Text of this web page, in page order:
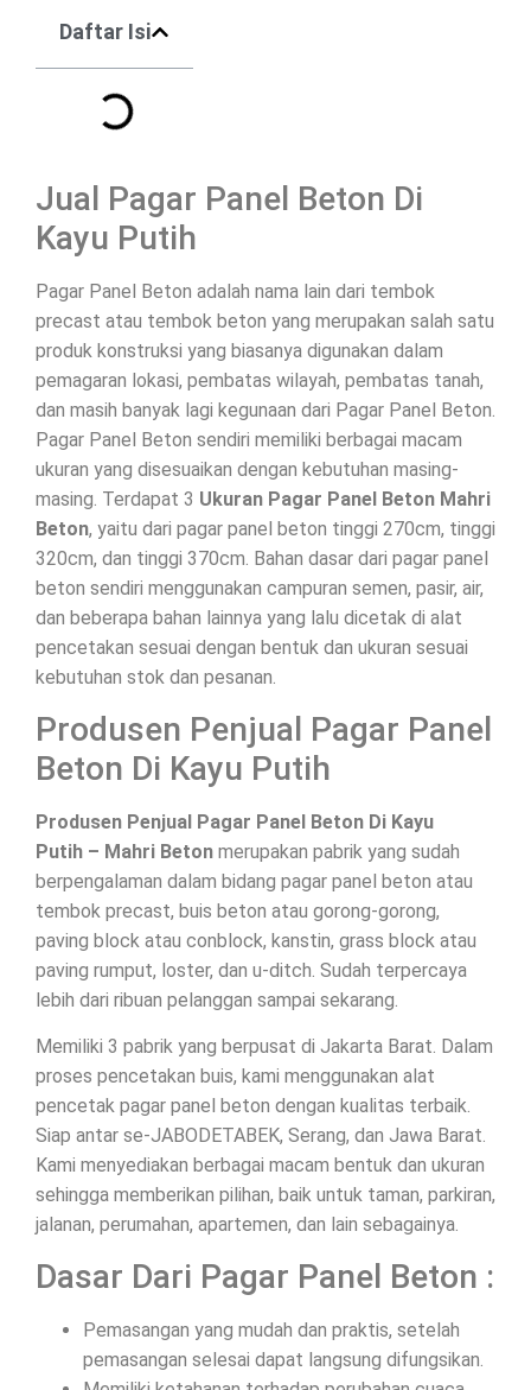
Daftar Isi
Jual Pagar Panel Beton Di
Kayu Putih
Pagar Panel Beton adalah nama lain dari tembok
precast atau tembok beton yang merupakan salah satu
produk konstruksi yang biasanya digunakan dalam
pemagaran lokasi, pembatas wilayah, pembatas tanah,
dan masih banyak lagi kegunaan dari Pagar Panel Beton.
Pagar Panel Beton sendiri memiliki berbagai macam
ukuran yang disesuaikan dengan kebutuhan masing-
masing. Terdapat 3 Ukuran Pagar Panel Beton Mahri
Beton, yaitu dari pagar panel beton tinggi 270cm, tinggi
320cm, dan tinggi 370cm. Bahan dasar dari pagar panel
beton sendiri menggunakan campuran semen, pasir, air,
dan beberapa bahan lainnya yang lalu dicetak di alat
pencetakan sesuai dengan bentuk dan ukuran sesuai
kebutuhan stok dan pesanan.
Produsen Penjual Pagar Panel
Beton Di Kayu Putih
Produsen Penjual Pagar Panel Beton Di Kayu
Putih – Mahri Beton merupakan pabrik yang sudah
berpengalaman dalam bidang pagar panel beton atau
tembok precast, buis beton atau gorong-gorong,
paving block atau conblock, kanstin, grass block atau
paving rumput, loster, dan u-ditch. Sudah terpercaya
lebih dari ribuan pelanggan sampai sekarang.
Memiliki 3 pabrik yang berpusat di Jakarta Barat. Dalam
proses pencetakan buis, kami menggunakan alat
pencetak pagar panel beton dengan kualitas terbaik.
Siap antar se-JABODETABEK, Serang, dan Jawa Barat.
Kami menyediakan berbagai macam bentuk dan ukuran
sehingga memberikan pilihan, baik untuk taman, parkiran,
jalanan, perumahan, apartemen, dan lain sebagainya.
Dasar Dari Pagar Panel Beton :
Pemasangan yang mudah dan praktis, setelah
pemasangan selesai dapat langsung difungsikan.